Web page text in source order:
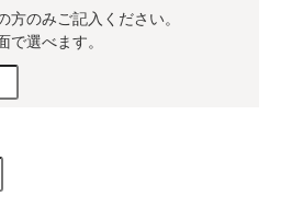
のみご記入ください。
選べます。